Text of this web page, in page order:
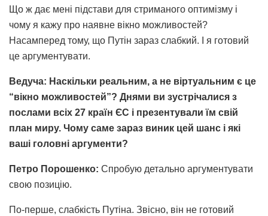
Що ж дає мені підстави для стриманого оптимізму і
чому я кажу про наявне вікно можливостей?
Насамперед тому, що Путін зараз слабкий. І я готовий
це аргументувати.
Ведуча: Наскільки реальним, а не віртуальним є це
“вікно можливостей”? Днями ви зустрічалися з
послами всіх 27 країн ЄС і презентували їм свій
план миру. Чому саме зараз виник цей шанс і які
ваші головні аргументи?
Петро Порошенко: Спробую детально аргументувати
свою позицію.
По-перше, слабкість Путіна. Звісно, він не готовий